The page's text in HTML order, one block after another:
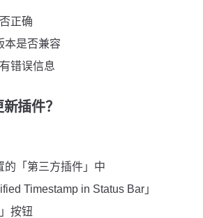
正确
本是否兼容
错误信息
插件？
的「第三方插件」中
Timestamp in Status Bar」
按钮